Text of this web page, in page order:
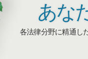
あな
各法律分野に精通し